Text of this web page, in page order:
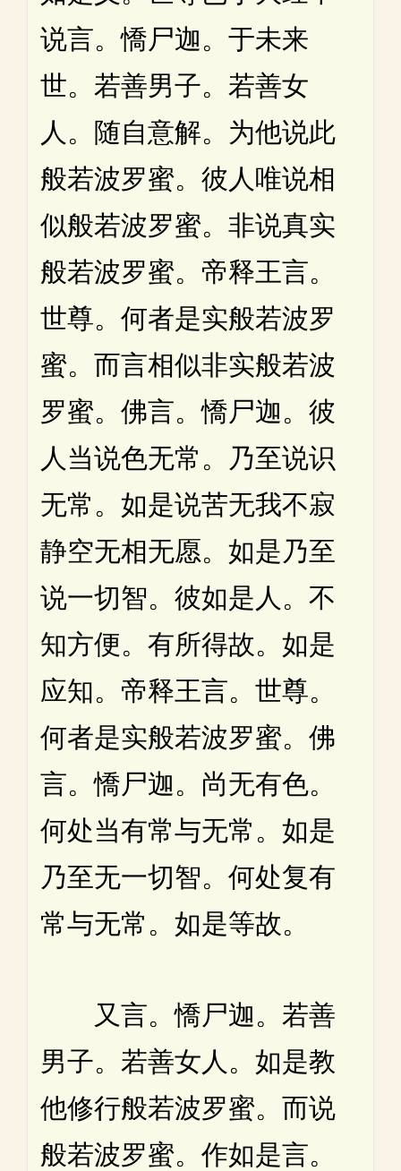
说言。憍尸迦。于未来
世。若善男子。若善女
人。随自意解。为他说此
般若波罗蜜。彼人唯说相
似般若波罗蜜。非说真实
般若波罗蜜。帝释王言。
世尊。何者是实般若波罗
蜜。而言相似非实般若波
罗蜜。佛言。憍尸迦。彼
人当说色无常。乃至说识
无常。如是说苦无我不寂
静空无相无愿。如是乃至
说一切智。彼如是人。不
知方便。有所得故。如是
应知。帝释王言。世尊。
何者是实般若波罗蜜。佛
言。憍尸迦。尚无有色。
何处当有常与无常。如是
乃至无一切智。何处复有
常与无常。如是等故。
又言。憍尸迦。若善
男子。若善女人。如是教
他修行般若波罗蜜。而说
般若波罗蜜。作如是言。